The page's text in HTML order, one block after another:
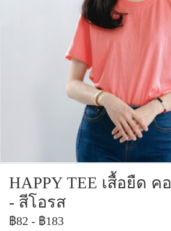
HAPPY TEE เสื้อยืด
- สีโอรส
฿82 - ฿183